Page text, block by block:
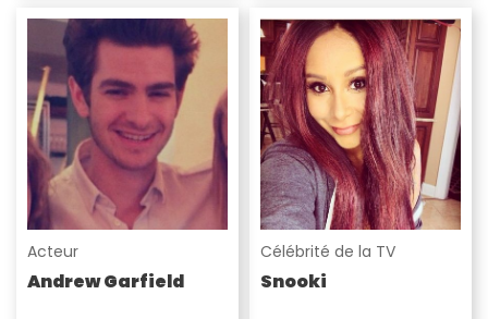
Acteur
Andrew Garfield
Célébrité de la TV
Snooki